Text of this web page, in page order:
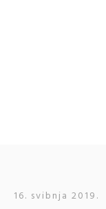
16. svibnja 2019.